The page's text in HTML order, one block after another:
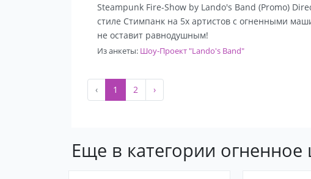
Steampunk Fire-Show by Lando's Band (Promo)
стиле Стимпанк на 5х артистов с огненными
не оставит равнодушным!
Из анкеты: Шоу-Проект "Lando's Band"
‹ 1 2 ›
Еще в категории